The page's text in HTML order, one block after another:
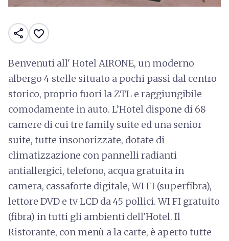
share favorite_border
Benvenuti all' Hotel AIRONE, un moderno
albergo 4 stelle situato a pochi passi dal centro
storico, proprio fuori la ZTL e raggiungibile
comodamente in auto. L’Hotel dispone di 68
camere di cui tre family suite ed una senior
suite, tutte insonorizzate, dotate di
climatizzazione con pannelli radianti
antiallergici, telefono, acqua gratuita in
camera, cassaforte digitale, WI FI (superfibra),
lettore DVD e tv LCD da 45 pollici. WI FI gratuito
(fibra) in tutti gli ambienti dell'Hotel. Il
Ristorante, con menù a la carte, è aperto tutte